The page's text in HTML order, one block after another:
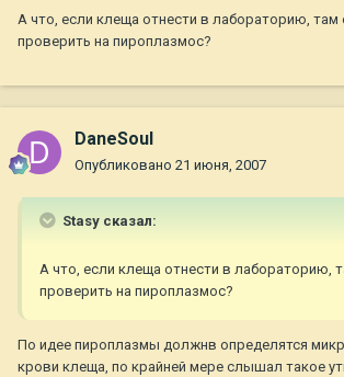
А что, если клеща отнести в лабораторию, там
проверить на пироплазмос?
DaneSoul
Опубликовано 21 июня, 2007
Stasy сказал:
А что, если клеща отнести в лабораторию,
проверить на пироплазмос?
По идее пироплазмы должнв определятся
крови клеща, по крайней мере слышал такое